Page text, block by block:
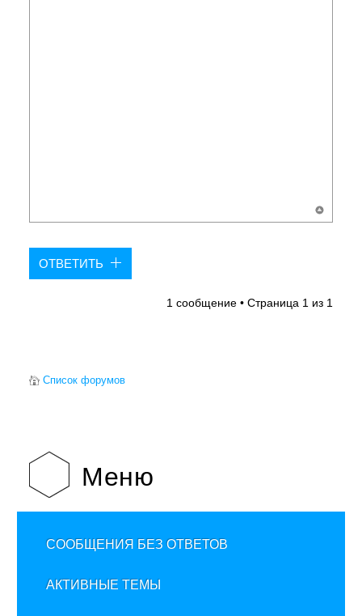
ОТВЕТИТЬ
1 сообщение • Страница 1 из 1
Список форумов
Меню
СООБЩЕНИЯ БЕЗ ОТВЕТОВ
АКТИВНЫЕ ТЕМЫ